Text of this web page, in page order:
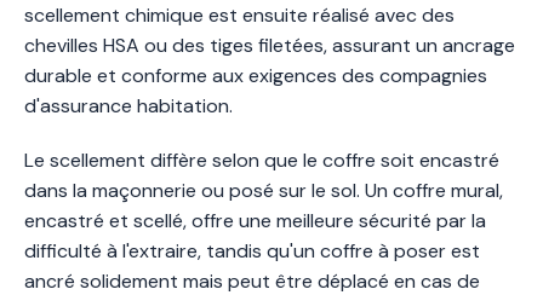
scellement chimique est ensuite réalisé avec des
chevilles HSA ou des tiges filetées, assurant un ancrage
durable et conforme aux exigences des compagnies
d'assurance habitation.
Le scellement diffère selon que le coffre soit encastré
dans la maçonnerie ou posé sur le sol. Un coffre mural,
encastré et scellé, offre une meilleure sécurité par la
difficulté à l'extraire, tandis qu'un coffre à poser est
ancré solidement mais peut être déplacé en cas de